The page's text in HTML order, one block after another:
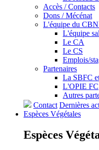
Accès / Contacts
Dons / Mécénat
L'équipe du
L'équipe
Le CA
Le CS
Emplois/
Partenaires
La SBFC
L'OPIE FC
Autres
Contact Dernières
Espèces Végétales
Espèces